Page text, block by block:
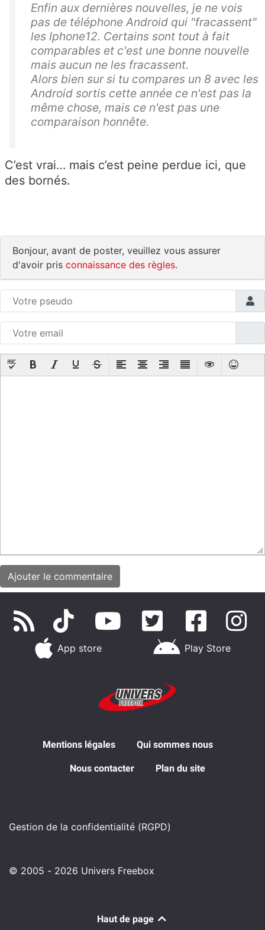
Enfin aux dernières nouvelles, je ne vois
pas de téléphone Android qui "fracassent"
les Iphone12. Certains sont tout à fait
comparables et c'est une bonne nouvelle
mais aucun ne les fracassent.
Alors bien sur si tu compares un 8 avec les
Android sortis cette année ce n'est pas la
même chose, mais ce n'est pas une
comparaison honnête.
C’est vrai… mais c’est peine perdue ici, que
des bornés.
Bonjour, avant de poster, veuillez vous assurer
d'avoir pris connaissance des règles.
App store Play Store
Mentions légales Qui sommes nous
Nous contacter Plan du site
Gestion de la confidentialité (RGPD)
© 2005 - 2026 Univers Freebox
Haut de page